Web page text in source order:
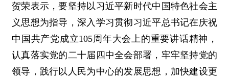
贺荣表示，要坚持以习近平新时代中国特色社会主
义思想为指导，深入学习贯彻习近平总书记在庆祝
中国共产党成立105周年大会上的重要讲话精神，
认真落实党的二十届四中全会部署，牢牢坚持党的
领导，践行以人民为中心的发展思想，加快建设更